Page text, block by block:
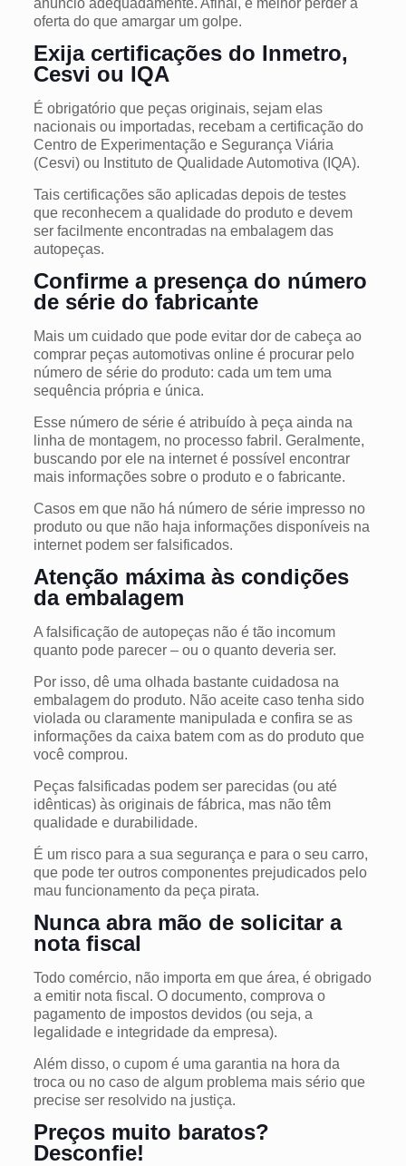
oferta do que amargar um golpe.
Exija certificações do Inmetro,
Cesvi ou IQA
É obrigatório que peças originais, sejam elas
nacionais ou importadas, recebam a certificação do
Centro de Experimentação e Segurança Viária
(Cesvi) ou Instituto de Qualidade Automotiva (IQA).
Tais certificações são aplicadas depois de testes
que reconhecem a qualidade do produto e devem
ser facilmente encontradas na embalagem das
autopeças.
Confirme a presença do número
de série do fabricante
Mais um cuidado que pode evitar dor de cabeça ao
comprar peças automotivas online é procurar pelo
número de série do produto: cada um tem uma
sequência própria e única.
Esse número de série é atribuído à peça ainda na
linha de montagem, no processo fabril. Geralmente,
buscando por ele na internet é possível encontrar
mais informações sobre o produto e o fabricante.
Casos em que não há número de série impresso no
produto ou que não haja informações disponíveis na
internet podem ser falsificados.
Atenção máxima às condições
da embalagem
A falsificação de autopeças não é tão incomum
quanto pode parecer – ou o quanto deveria ser.
Por isso, dê uma olhada bastante cuidadosa na
embalagem do produto. Não aceite caso tenha sido
violada ou claramente manipulada e confira se as
informações da caixa batem com as do produto que
você comprou.
Peças falsificadas podem ser parecidas (ou até
idênticas) às originais de fábrica, mas não têm
qualidade e durabilidade.
É um risco para a sua segurança e para o seu carro,
que pode ter outros componentes prejudicados pelo
mau funcionamento da peça pirata.
Nunca abra mão de solicitar a
nota fiscal
Todo comércio, não importa em que área, é obrigado
a emitir nota fiscal. O documento, comprova o
pagamento de impostos devidos (ou seja, a
legalidade e integridade da empresa).
Além disso, o cupom é uma garantia na hora da
troca ou no caso de algum problema mais sério que
precise ser resolvido na justiça.
Preços muito baratos?
Desconfie!